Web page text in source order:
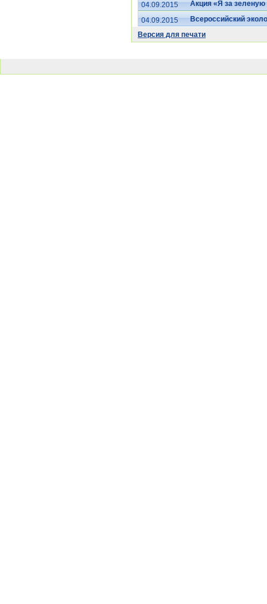
04.09.2015
Акция «Я за
04.09.2015
Всероссийский
Версия для печати